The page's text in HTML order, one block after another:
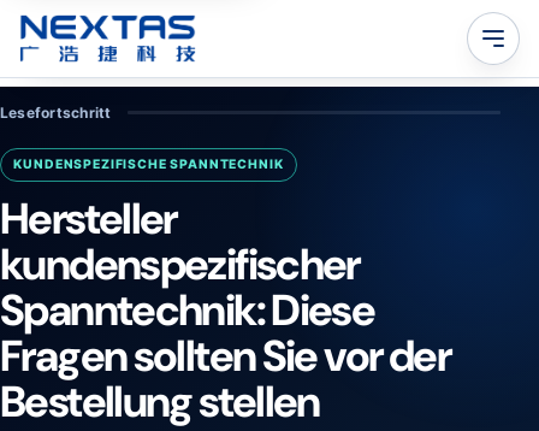
Lesefortschritt
KUNDENSPEZIFISCHE SPANNTECHNIK
Hersteller
kundenspezifischer
Spanntechnik: Diese
Fragen sollten Sie vor der
Bestellung stellen